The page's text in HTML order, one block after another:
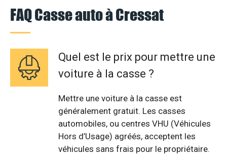
FAQ Casse auto à Cressat
Quel est le prix pour mettre une
voiture à la casse ?
Mettre une voiture à la casse est
généralement gratuit. Les casses
automobiles, ou centres VHU (Véhicules
Hors d’Usage) agréés, acceptent les
véhicules sans frais pour le propriétaire.